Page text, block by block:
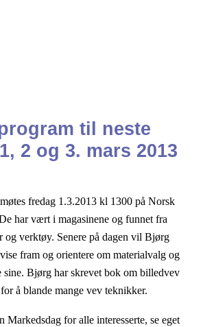
til neste
2 og 3. mars 2013
fredag 1.3.2013 kl 1300 på Norsk
har vært i magasinene og funnet fra
og verktøy. Senere på dagen vil Bjørg
fram og orientere om materialvalg og
sine. Bjørg har skrevet bok om billedvev
å blande mange vev teknikker.
Markedsdag for alle interesserte, se eget